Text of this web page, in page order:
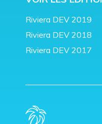
Riviera DEV 2019
Riviera DEV 2018
Riviera DEV 2017